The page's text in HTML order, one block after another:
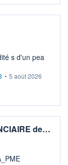
s d'un pea
• 5 août 2026
de…